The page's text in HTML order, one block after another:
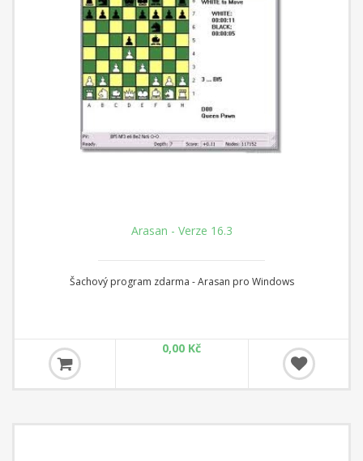
Arasan - Verze 16.3
Šachový program zdarma - Arasan pro Windows
0,00 Kč